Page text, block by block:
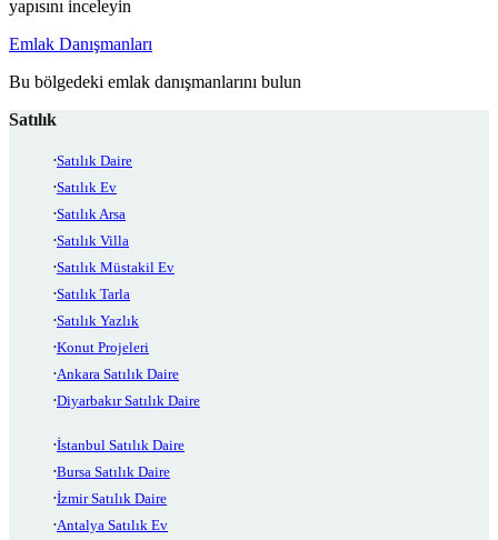
yapısını inceleyin
Emlak Danışmanları
Bu bölgedeki emlak danışmanlarını bulun
Satılık
Satılık Daire
Satılık Ev
Satılık Arsa
Satılık Villa
Satılık Müstakil Ev
Satılık Tarla
Satılık Yazlık
Konut Projeleri
Ankara Satılık Daire
Diyarbakır Satılık Daire
İstanbul Satılık Daire
Bursa Satılık Daire
İzmir Satılık Daire
Antalya Satılık Ev